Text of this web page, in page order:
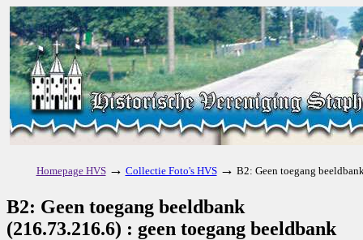
Homepage HVS → Collectie Foto's HVS → B2: Geen toegang
B2: Geen toegang beeldbank
(216.73.216.6) : geen toegang beeldbank